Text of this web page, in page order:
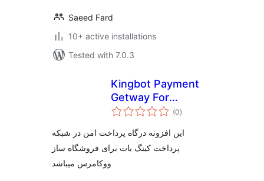
Saeed Fard
10+ active installations
Tested with 7.0.3
Kingbot Payment
Getway For
Woocommerce
(0total
ratings
)
این افزونه درگاه پرداخت امن در شبکه
پرداخت کینگ بات برای فروشگاه ساز
ووکامرس میباشد